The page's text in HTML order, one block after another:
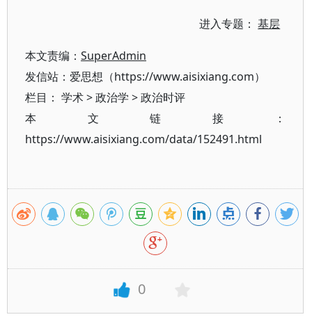
进入专题：基层
本文责编： SuperAdmin
发信站：爱思想（https://www.aisixiang.com）
栏目： 学术>政治学 >政治时评
本文链接：
https://www.aisixiang.com/data/152491.html
0